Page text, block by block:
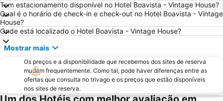
Tem estacionamento disponível no Hotel Boavista - Vintage House?
Qual é o horário de check-in e check-out no Hotel Boavista - Vintage
House?
Onde está localizado o Hotel Boavista - Vintage House?
Mostrar mais
Os preços e a disponibilidade que recebemos dos sites de reserva
mudam frequentemente. Como tal, pode haver diferenças entre as
ofertas que consulta no trivago e os preços que estão disponíveis
nos sites de reserva.